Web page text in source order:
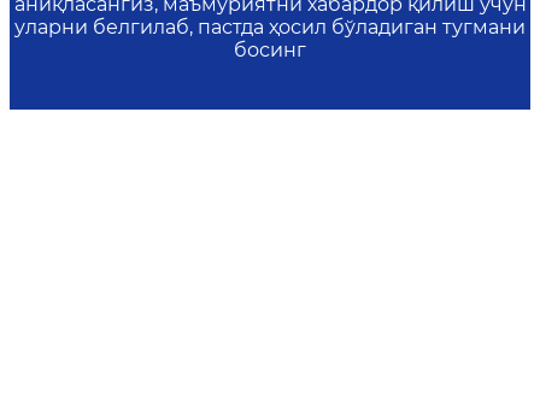
уларни белгилаб, пастда ҳосил бўладиган тугмани
босинг